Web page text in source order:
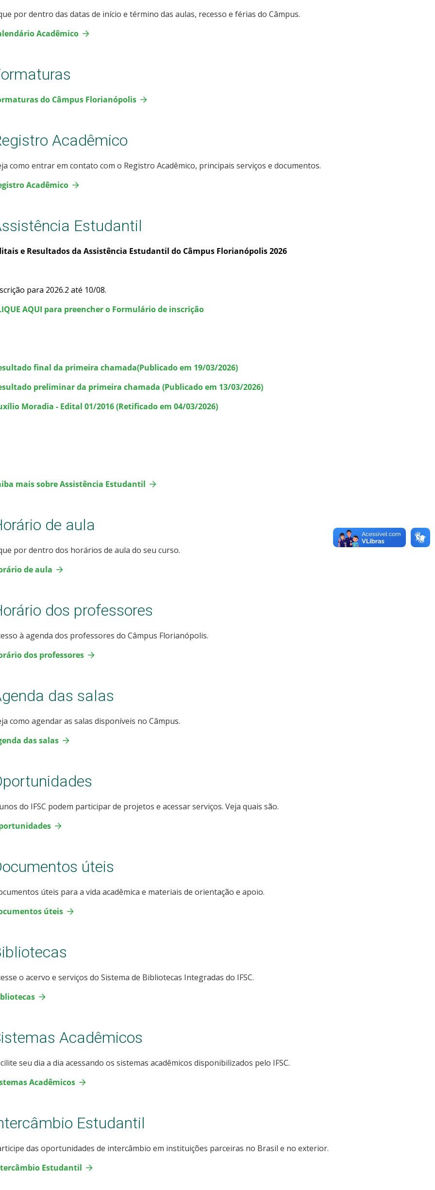
por dentro das datas de início e término das aulas, recesso e férias do Câmpus.
Acadêmico
do Câmpus Florianópolis
Acadêmico
como entrar em contato com o Registro Acadêmico, principais serviços e documentos.
Acadêmico
Estudantil
e Resultados da Assistência Estudantil do Câmpus Florianópolis 2026
para 2026.2 até 10/08.
AQUI para preencher o Formulário de inscrição
final da primeira chamada(Publicado em 19/03/2026)
preliminar da primeira chamada (Publicado em 13/03/2026)
Moradia - Edital 01/2016 (Retificado em 04/03/2026)
mais sobre Assistência Estudantil
de aula
por dentro dos horários de aula do seu curso.
de aula
dos professores
à agenda dos professores do Câmpus Florianópolis.
dos professores
das salas
como agendar as salas disponíveis no Câmpus.
das salas
do IFSC podem participar de projetos e acessar serviços. Veja quais são.
úteis
úteis para a vida acadêmica e materiais de orientação e apoio.
úteis
o acervo e serviços do Sistema de Bibliotecas Integradas do IFSC.
Acadêmicos
seu dia a dia acessando os sistemas acadêmicos disponibilizados pelo IFSC.
Acadêmicos
Estudantil
das oportunidades de intercâmbio em instituições parceiras no Brasil e no exterior.
Estudantil